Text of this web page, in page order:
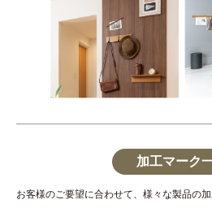
加工マーク
お客様のご要望に合わせて、様々な製品の加